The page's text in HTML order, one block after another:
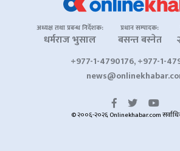
अध्यक्ष तथा प्रबन्ध निर्देशक:
धर्मराज भुसाल
प्रधान सम्पादक:
बसन्त बस्नेत
+977-1-4790176, +977-1-
© २००६-२०२६ Onlinekhabar.com